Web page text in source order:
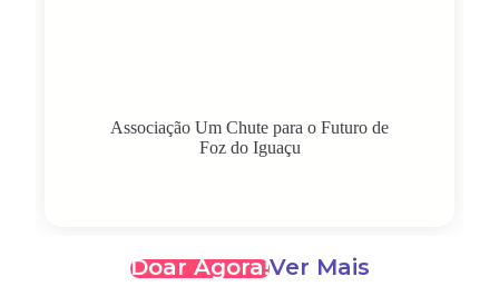
Associação Um Chute para o Futuro de
Foz do Iguaçu
Doar Agora!Ver Mais